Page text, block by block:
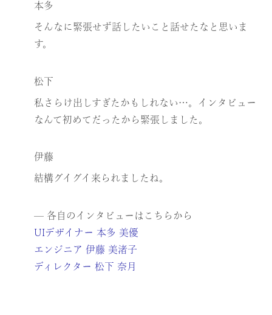
本多
そんなに緊張せず話したいこと話せたなと思いま
す。
松下
私さらけ出しすぎたかもしれない…。インタビュー
なんて初めてだったから緊張しました。
伊藤
結構グイグイ来られましたね。
— 各自のインタビューはこちらから
UIデザイナー 本多 美優
エンジニア 伊藤 美渚子
ディレクター 松下 奈月